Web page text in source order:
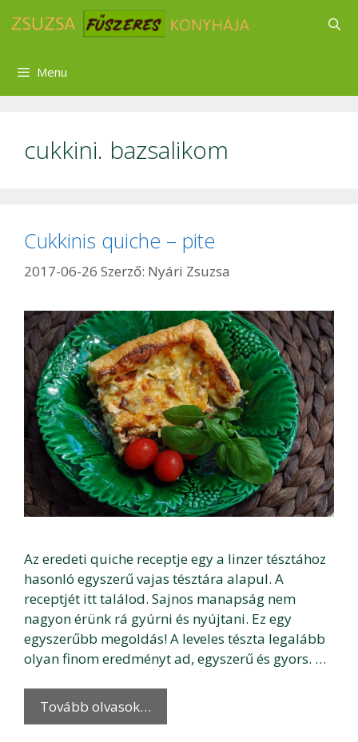
Menu
cukkini. bazsalikom
Cukkinis quiche – pite
2017-06-26 Szerző: Nyári Zsuzsa
Az eredeti quiche receptje egy a linzer tésztához
hasonló egyszerű vajas tésztára alapul. A
receptjét itt találod. Sajnos manapság nem
nagyon érünk rá gyúrni és nyújtani. Ez egy
egyszerűbb megoldás! A leveles tészta legalább
olyan finom eredményt ad, egyszerű és gyors. …
Tovább olvasok…